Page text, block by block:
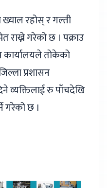
ख्याल रहोस् र गल्ती
गरेको छ । पक्राउ
कार्यालयले तोकेको
प्रशासन
व्यक्तिलाई रु पाँचदेखि
गरेको छ ।